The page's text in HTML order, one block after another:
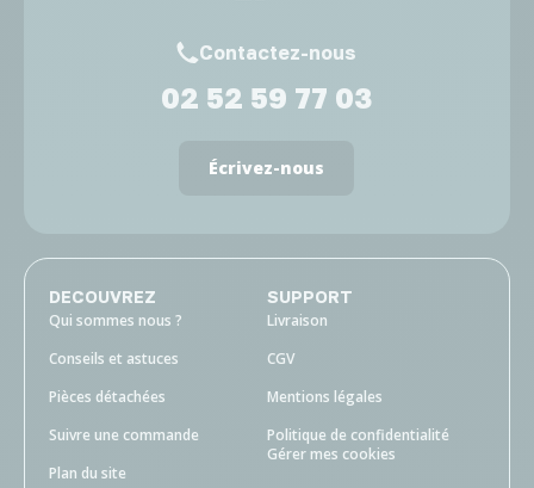
Contactez-nous
02 52 59 77 03
Écrivez-nous
DECOUVREZ
Qui sommes nous ?
Conseils et astuces
Pièces détachées
Suivre une commande
Plan du site
SUPPORT
Livraison
CGV
Mentions légales
Politique de confidentialité
Gérer mes cookies